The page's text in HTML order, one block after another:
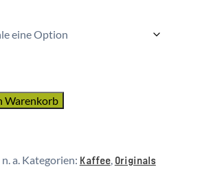
Warenkorb
n. a. Kategorien: Kaffee, Originals